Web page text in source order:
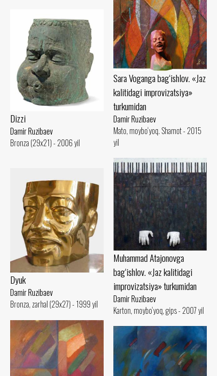
Sara Voganga bag‘ishlov. «Jaz
kalitidagi improvizatsiya»
turkumidan
Damir Ruzibaev
Mato, moybo‘yoq. Shamot - 2015
yil
Dizzi
Damir Ruzibaev
Bronza (29x21) - 2006 yil
Muhammad Atajonovga
bag‘ishlov. «Jaz kalitidagi
improvizatsiya» turkumidan
Damir Ruzibaev
Karton, moybo‘yoq, gips - 2007 yil
Dyuk
Damir Ruzibaev
Bronza, zarhal (29x27) - 1999 yil